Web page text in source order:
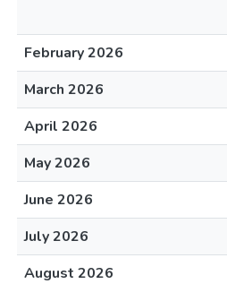
February 2026
March 2026
April 2026
May 2026
June 2026
July 2026
August 2026